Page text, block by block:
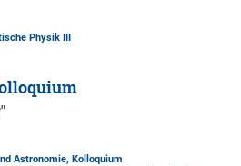
Physik III
Astronomie, Kolloquium